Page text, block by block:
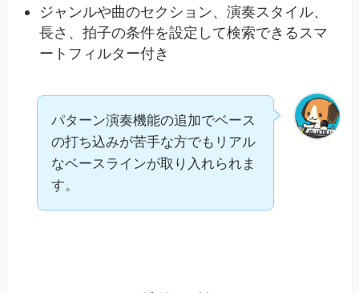
ジャンルや曲のセクション、演奏スタイル、
長さ、拍子の条件を設定して検索できるスマ
ートフィルター付き
パターン演奏機能の追加でベース
の打ち込みが苦手な方でもリアル
なベースラインが取り入れられま
す。